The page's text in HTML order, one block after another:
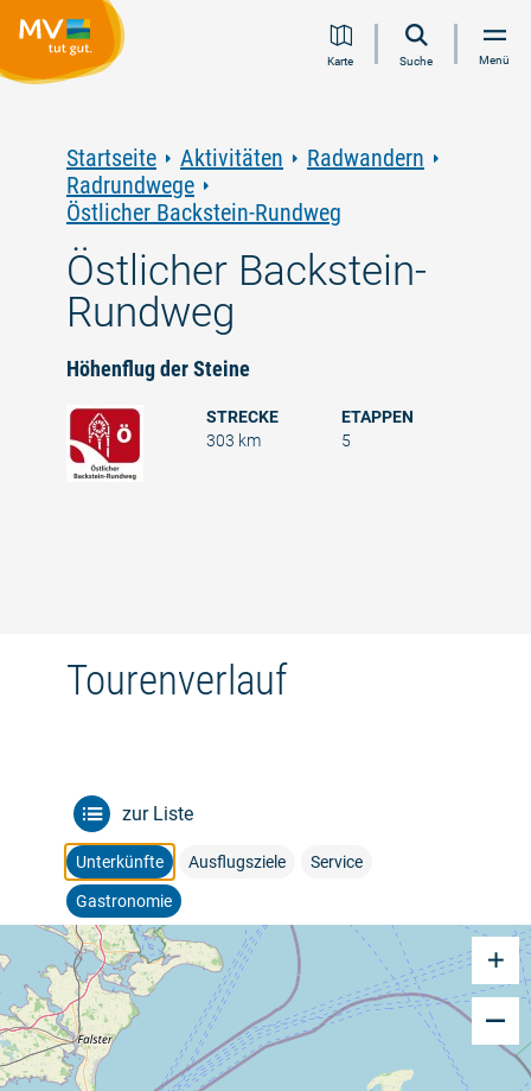
Inhalt
Navigation
Volltextsuche
FooterKarte Suche Menü
Startseite Aktivitäten
Radwandern
Radrundwege
Östlicher Backstein-Rundweg
Östlicher Backstein-
Rundweg
Höhenflug der Steine
STRECKE
303 km
ETAPPEN
5
Tourenverlauf
zur Liste
Unterkünfte Ausflugsziele Service
Gastronomie